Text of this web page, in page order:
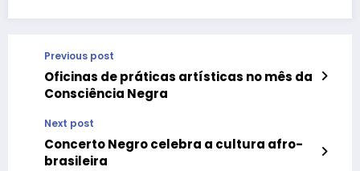
Previous post
Oficinas de práticas artísticas no mês da
Consciência Negra
Next post
Concerto Negro celebra a cultura afro-
brasileira